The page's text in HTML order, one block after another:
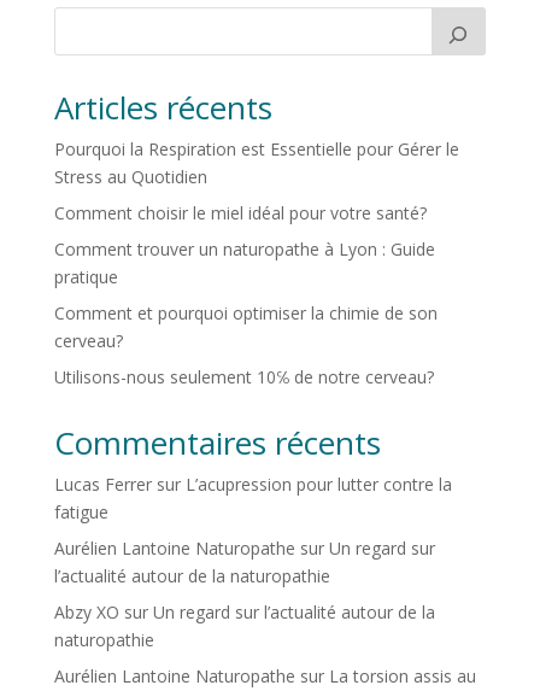
Articles récents
Pourquoi la Respiration est Essentielle pour Gérer le
Stress au Quotidien
Comment choisir le miel idéal pour votre santé?
Comment trouver un naturopathe à Lyon : Guide
pratique
Comment et pourquoi optimiser la chimie de son
cerveau?
Utilisons-nous seulement 10℅ de notre cerveau?
Commentaires récents
Lucas Ferrersur L’acupression pour lutter contre la
fatigue
Aurélien Lantoine Naturopathe sur Un regard sur
l’actualité autour de la naturopathie
Abzy XO sur Un regard sur l’actualité autour de la
naturopathie
Aurélien Lantoine Naturopathe sur La torsion assis au